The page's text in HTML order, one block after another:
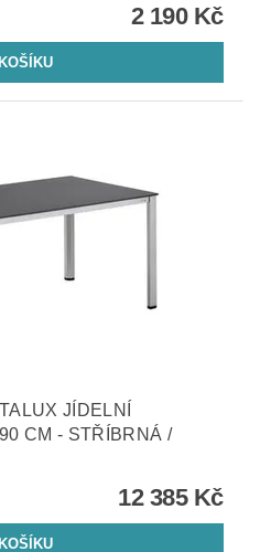
2 190 Kč
JÍDELNÍ
CM - STŘÍBRNÁ /
12 385 Kč